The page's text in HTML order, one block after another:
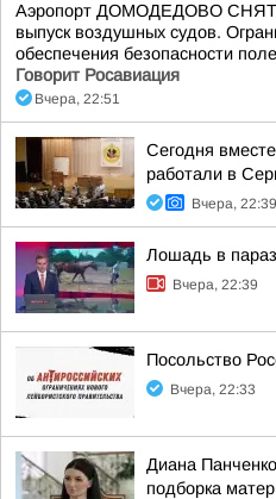
Аэропорт ДОМОДЕДОВО
выпуск воздушных судов.
обеспечения безопасности
Говорит Росавиация
Вчера, 22:51
Сегодня
работали в
Вчера, 22:39
Лошадь в
Вчера, 22:39
Посольство
Вчера, 22:33
Диана
подборка